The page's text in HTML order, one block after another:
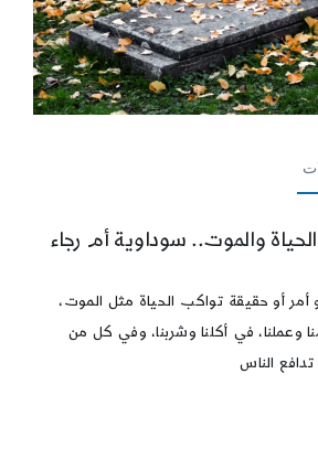
الحياة والموت.. سوداوية أم رجاء
أو حقيقة تواكب الحياة مثل الموت،
وعملنا، في أكلنا وشربنا، وفي كل من
الناس